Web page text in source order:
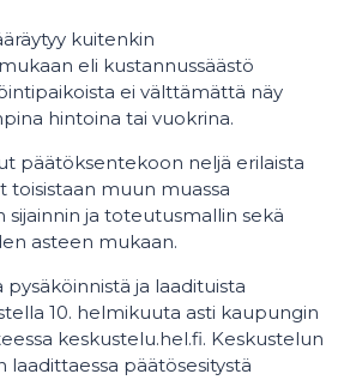
kuitenkin
eli kustannussäästö
ei välttämättä näy
hintoina tai vuokrina.
päätöksentekoon neljä erilaista
toisistaan muun muassa
sijainnin ja toteutusmallin sekä
asteen mukaan.
ja laadituista
10. helmikuuta asti kaupungin
keskustelu.hel.fi. Keskustelun
laadittaessa päätösesitystä